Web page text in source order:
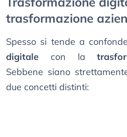
trasformazione
Spesso si tende a
digitale con la
Sebbene siano
due concetti distinti: